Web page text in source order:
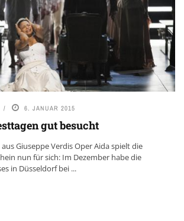
6. JANUAR 2015
gut besucht
Giuseppe Verdis Oper Aida spielt die
nun für sich: Im Dezember habe die
in Düsseldorf bei ...